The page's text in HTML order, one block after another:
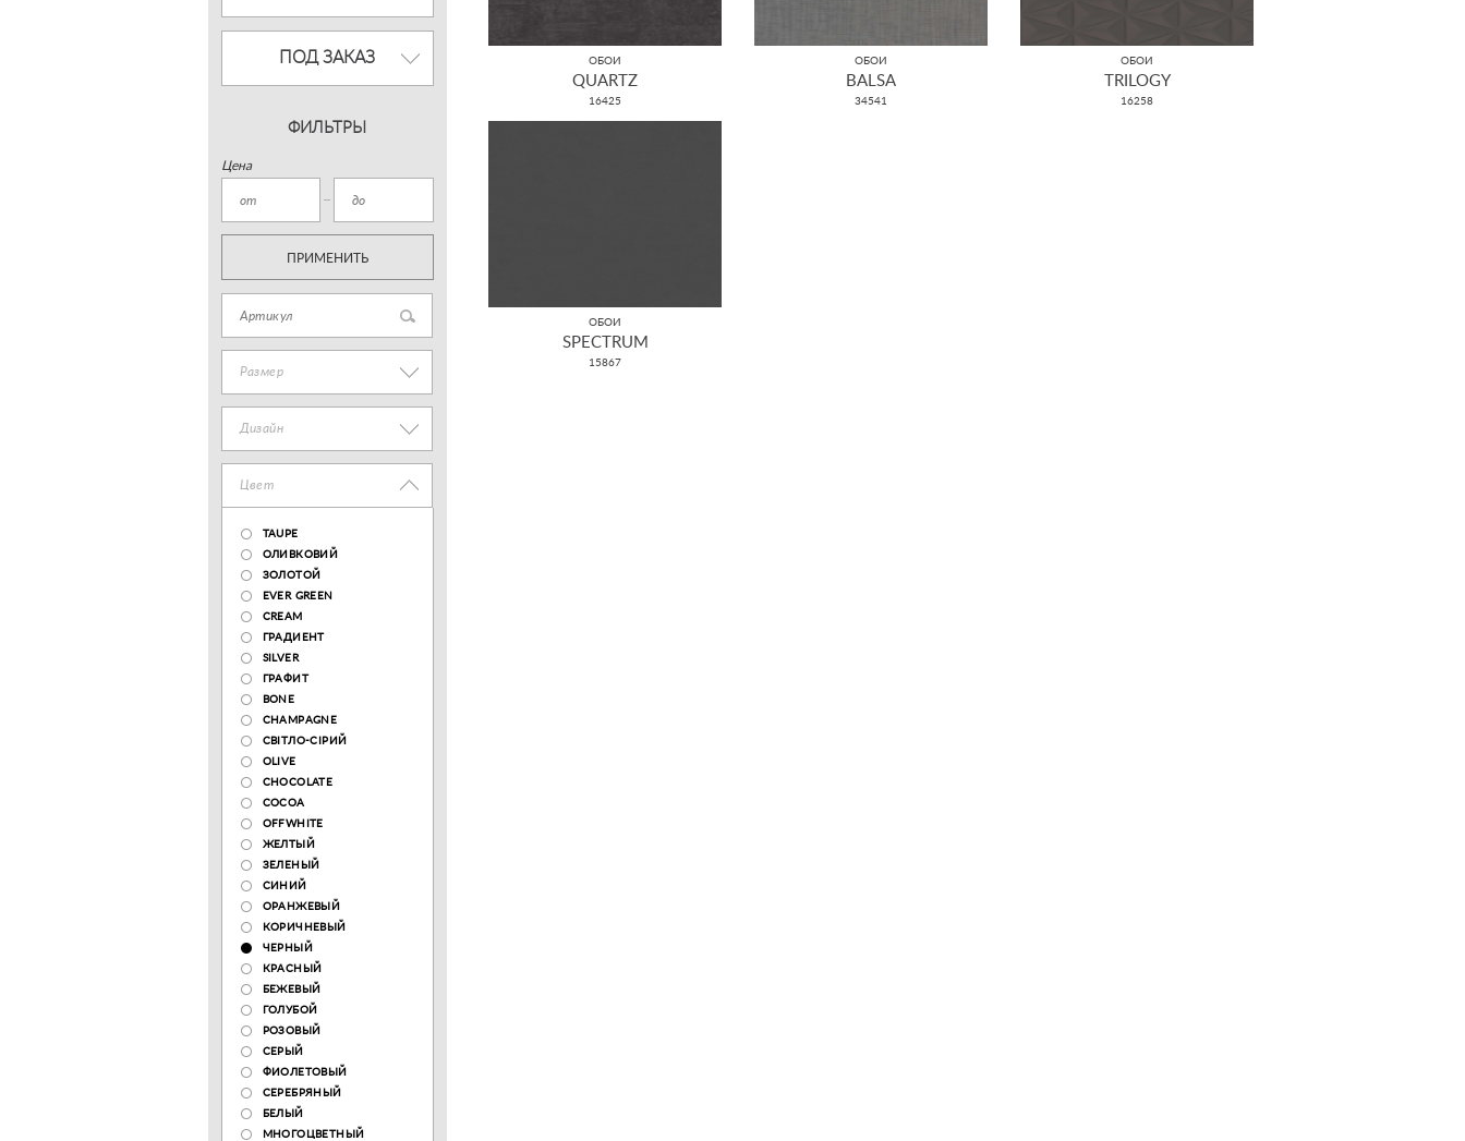
ПОД ЗАКАЗ
ФИЛЬТРЫ
Цена
ПРИМЕНИТЬ
Размер
Дизайн
Цвет
TAUPE
ОЛИВКОВИЙ
ЗОЛОТОЙ
EVER GREEN
CREAM
ГРАДИЕНТ
SILVER
ГРАФИТ
BONE
CHAMPAGNE
СВІТЛО-СІРИЙ
OLIVE
CHOCOLATE
COCOA
OFFWHITE
ЖЕЛТЫЙ
ЗЕЛЕНЫЙ
СИНИЙ
ОРАНЖЕВЫЙ
КОРИЧНЕВЫЙ
ЧЕРНЫЙ
КРАСНЫЙ
БЕЖЕВЫЙ
ГОЛУБОЙ
РОЗОВЫЙ
СЕРЫЙ
ФИОЛЕТОВЫЙ
СЕРЕБРЯНЫЙ
БЕЛЫЙ
МНОГОЦВЕТНЫЙ
ОБОИ
QUARTZ
16425
ОБОИ
BALSA
34541
ОБОИ
TRILOGY
16258
ОБОИ
SPECTRUM
15867